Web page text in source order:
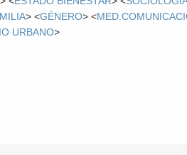
> <GÉNERO> <
URBANO>